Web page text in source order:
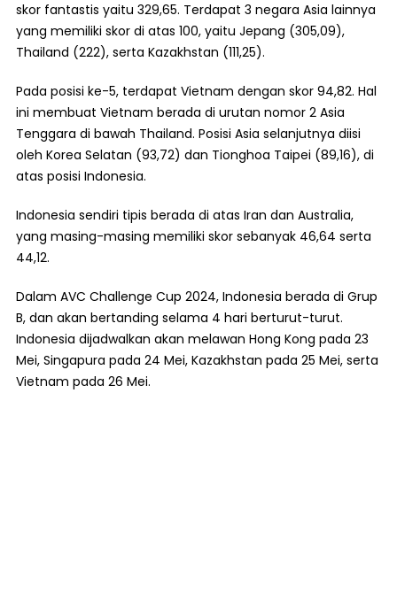
skor fantastis yaitu 329,65. Terdapat 3 negara Asia lainnya
yang memiliki skor di atas 100, yaitu Jepang (305,09),
Thailand (222), serta Kazakhstan (111,25).
Pada posisi ke-5, terdapat Vietnam dengan skor 94,82. Hal
ini membuat Vietnam berada di urutan nomor 2 Asia
Tenggara di bawah Thailand. Posisi Asia selanjutnya diisi
oleh Korea Selatan (93,72) dan Tionghoa Taipei (89,16), di
atas posisi Indonesia.
Indonesia sendiri tipis berada di atas Iran dan Australia,
yang masing-masing memiliki skor sebanyak 46,64 serta
44,12.
Dalam AVC Challenge Cup 2024, Indonesia berada di Grup
B, dan akan bertanding selama 4 hari berturut-turut.
Indonesia dijadwalkan akan melawan Hong Kong pada 23
Mei, Singapura pada 24 Mei, Kazakhstan pada 25 Mei, serta
Vietnam pada 26 Mei.